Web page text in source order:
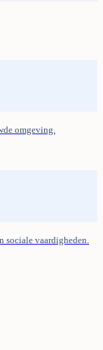
omgeving.
sociale vaardigheden.